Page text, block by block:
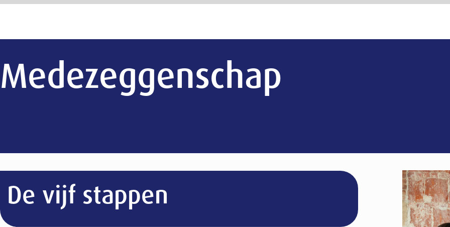
Medezeggenschap